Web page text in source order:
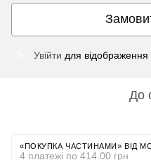
Увійти для відображення
До
«ПОКУПКА ЧАСТИНАМИ» ВІД
4 платежі по 414.00 грн